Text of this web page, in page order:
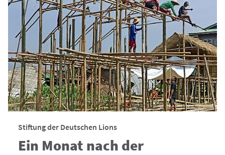
Stiftung der Deutschen Lions
Ein Monat nach der